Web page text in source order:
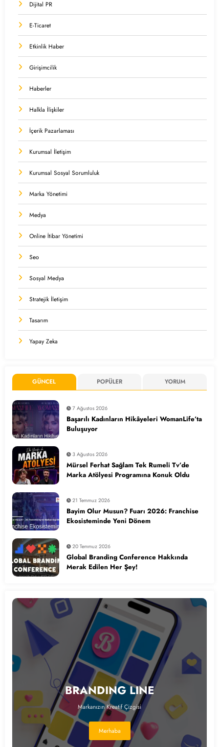
Dijital PR
E-Ticaret
Etkinlik Haber
Girişimcilik
Haberler
Halkla İlişkiler
İçerik Pazarlaması
Kurumsal İletişim
Kurumsal Sosyal Sorumluluk
Marka Yönetimi
Medya
Online İtibar Yönetimi
Seo
Sosyal Medya
Stratejik İletişim
Tasarım
Yapay Zeka
GÜNCEL POPÜLER YORUM
7 Ağustos 2026
Başarılı Kadınların Hikâyeleri WomanLife’ta
Buluşuyor
3 Ağustos 2026
Mürsel Ferhat Sağlam Tek Rumeli Tv’de
Marka Atölyesi Programına Konuk Oldu
21 Temmuz 2026
Bayim Olur Musun? Fuarı 2026: Franchise
Ekosisteminde Yeni Dönem
20 Temmuz 2026
Global Branding Conference Hakkında
Merak Edilen Her Şey!
BRANDING LINE
Markanızın Kreatif Çizgisi
Merhaba